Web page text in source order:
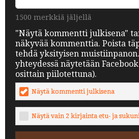
1500 merkkiä jäljellä
"Näytä kommentti julkisena"
näkyvää kommenttia. Poista
tehdä yksityisen
yhteydessä näytetään
osittain piilotettuna).
Näytä kommentti julkisena
Näytä vain 2 kirjainta etu- ja